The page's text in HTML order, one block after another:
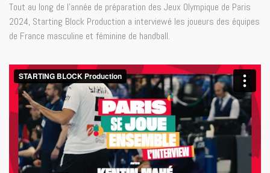
Tout au long de l’année de préparation des Jeux Olympique de Paris
2024, Starting Block Production a interviewé les joueurs des équipes
de France masculine et féminine de handball.